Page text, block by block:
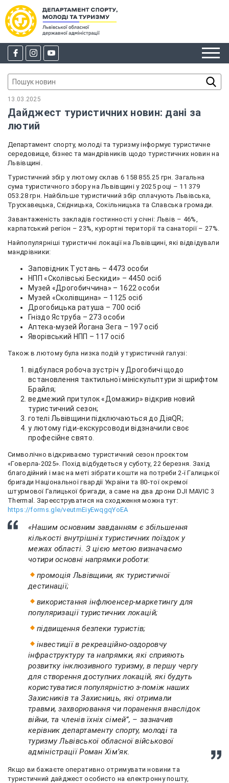
13.03.2025
Дайджест туристичних новин: дані за
лютий
Департамент спорту, молоді та туризму інформує туристичне
середовище, бізнес та мандрівників щодо туристичних новин на
Львівщині.
Туристичний збір у лютому склав 6 158 855.25 грн. Загальна
сума туристичного збору на Львівщині у 2025 році – 11 379
053.28 грн. Найбільше туристичний збір сплачують Львівська,
Трускавецька, Східницька, Сокільницька та Славська громади.
Завантаженість закладів гостинності у січні: Львів – 46%,
карпатський регіон – 23%, курортні території та санаторії – 27%.
Найпопулярніші туристичні локації на Львівщині, які відвідували
мандрівники:
Заповідник Тустань – 4473 особи
НПП «Сколівські Бескиди» – 4450 осіб
Музей «Дрогобиччина» – 1622 особи
Музей «Сколівщина» – 1125 осіб
Дрогобицька ратуша – 700 осіб
Гніздо Яструба – 273 особи
Аптека-музей Йогана Зега – 197 осіб
Яворівський НПП – 117 осіб
Також в лютому була низка подій у туристичній галузі:
відбулася робоча зустріч у Дрогобичі щодо
встановлення тактильної мініскульптури зі шрифтом
Брайля;
ведмежий притулок «Домажир» відкрив новий
туристичний сезон;
готелі Львівщини підключаються до ДіяQR;
у лютому гіди-екскурсоводи відзначили своє
професійне свято.
Символічно відкриваємо туристичний сезон проєктом
«Говерла-2025». Похід відбудеться у суботу, 22 березня. Захід
благодійний і має на меті зібрати кошти на потреби 2-ї Галицької
бригади Національної гвардії України та 80-тої окремої
штурмової Галицької бригади, а саме на два дрони DJI MAVIC 3
Thermal. Зареєструватися на сходження можна тут:
https://forms.gle/veutmEiyEwqgqYoEA
«Нашим основним завданням є збільшення
кількості внутрішніх туристичних поїздок у
межах області. З цією метою визначаємо
чотири основні напрямки роботи:
промоція Львівщини, як туристичної
дестинації;
використання інфлюенсер-маркетингу для
популяризації туристичних локацій;
підвищення безпеки туристів;
інвестиції в рекреаційно-оздоровчу
інфраструктуру та напрямки, які сприяють
розвитку інклюзивного туризму, в першу чергу
для створення доступних локацій, які будуть
користуватися популярністю з-поміж наших
Захисників та Захисниць, які отримали
травми, захворювання чи поранення внаслідок
війни, та членів їхніх сімей”, – зазначив
керівник департаменту спорту, молоді та
туризму Львівської обласної військової
адміністрації Роман Хімʼяк.
Якщо ви бажаєте оперативно отримувати новини та
туристичний дайджест особисто на електронну пошту,